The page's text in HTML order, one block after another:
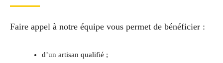
Faire appel à notre équipe vous permet de bénéficier :
d’un artisan qualifié ;